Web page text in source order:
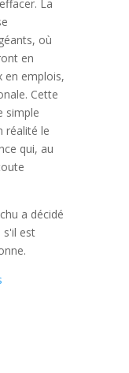
La
où
en
en emplois,
Cette
simple
réalité le
qui, au
a décidé
s'il est